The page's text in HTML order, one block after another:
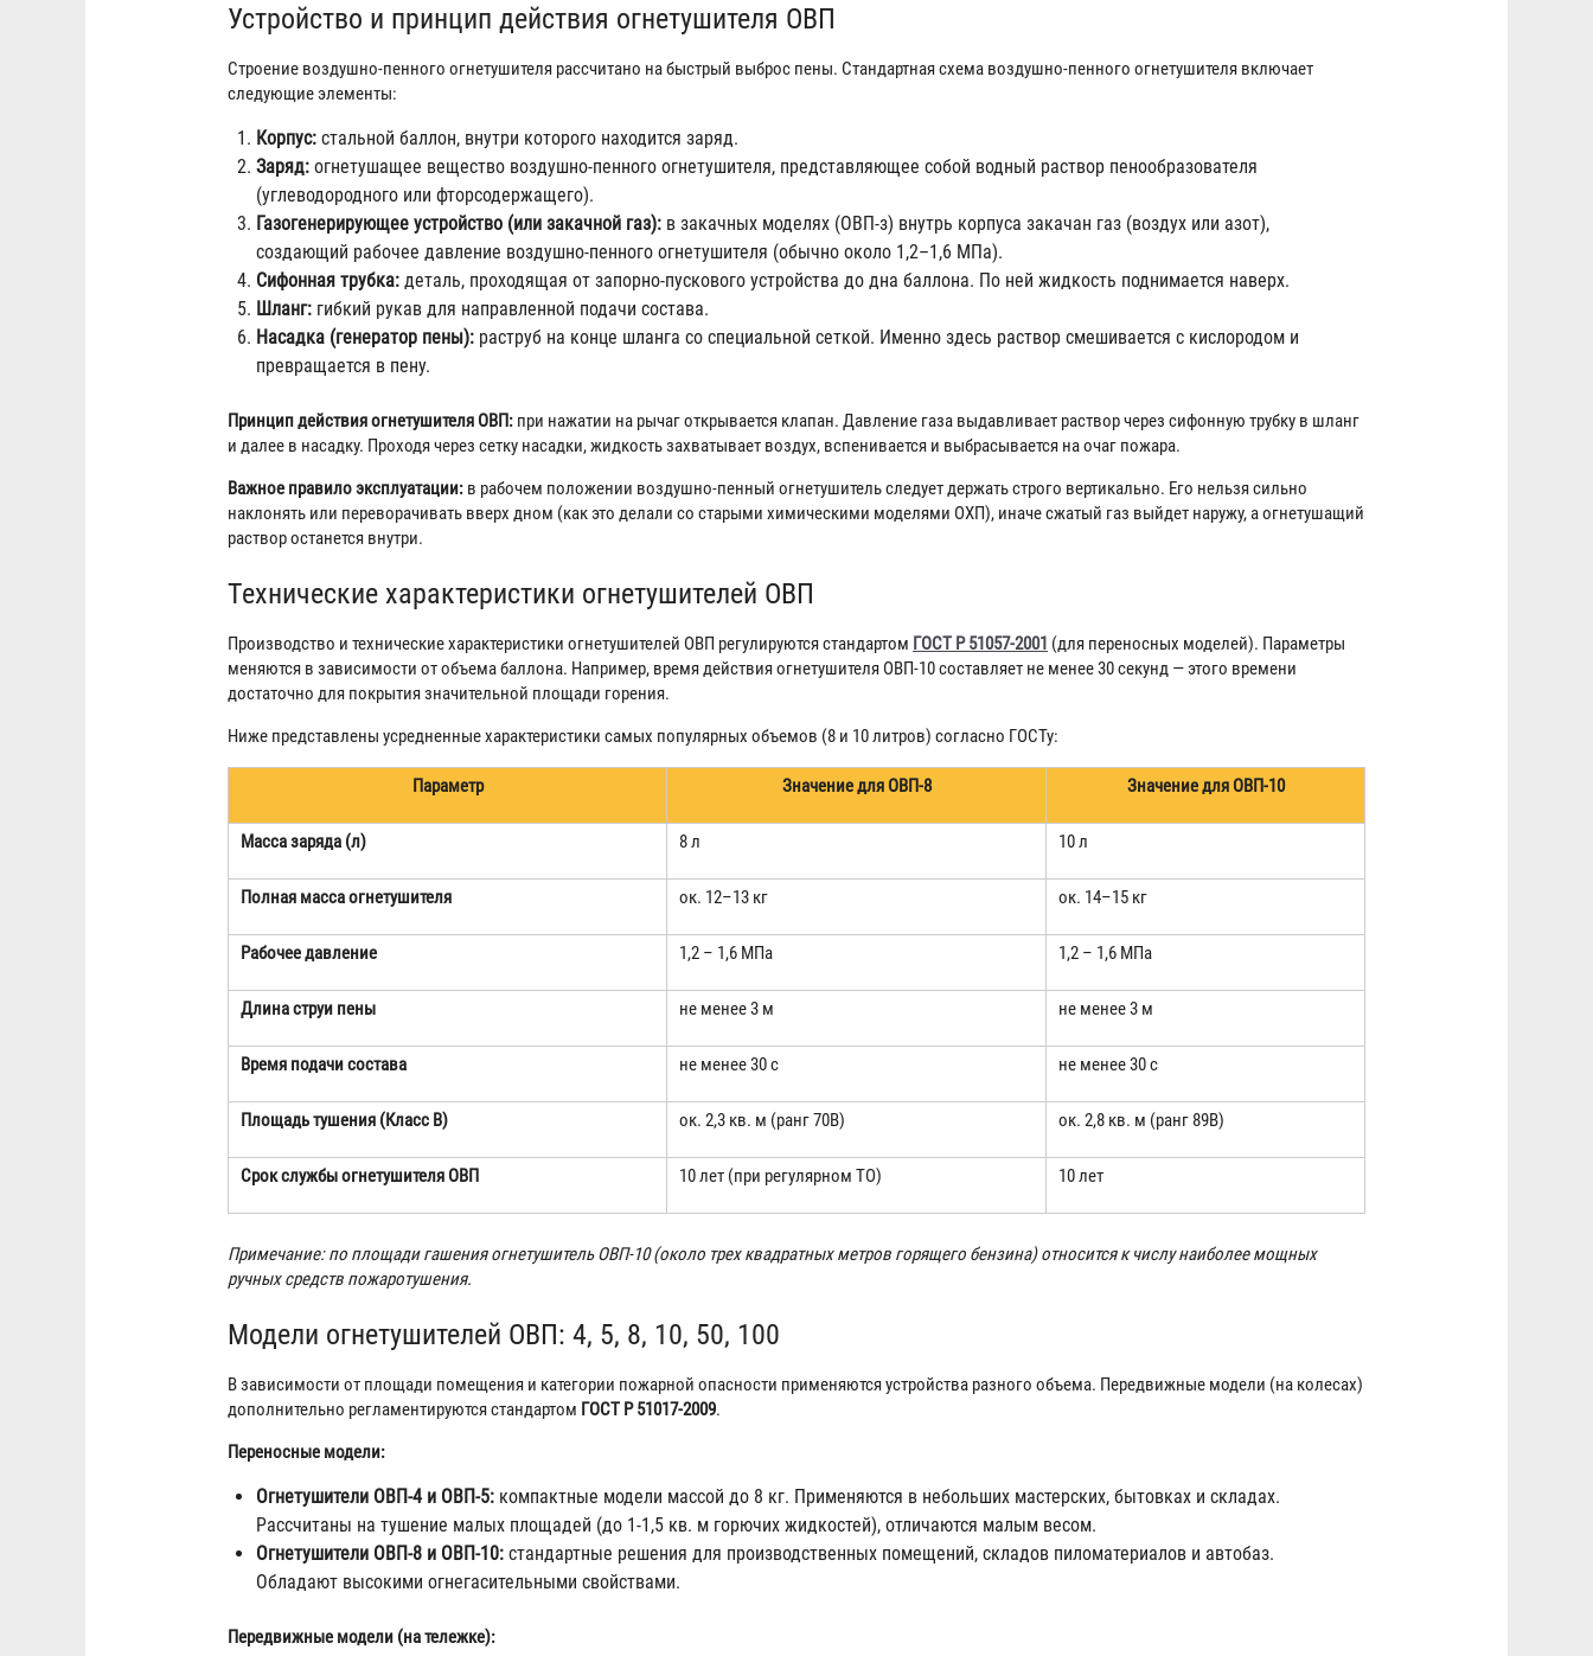
Устройство и принцип действия огнетушителя ОВП
Строение воздушно-пенного огнетушителя рассчитано на быстрый выброс пены. Стандартная схема воздушно-пенного огнетушителя включает
следующие элементы:
Корпус: стальной баллон, внутри которого находится заряд.
Заряд: огнетушащее вещество воздушно-пенного огнетушителя, представляющее собой водный раствор пенообразователя
(углеводородного или фторсодержащего).
Газогенерирующее устройство (или закачной газ): в закачных моделях (ОВП-з) внутрь корпуса закачан газ (воздух или азот),
создающий рабочее давление воздушно-пенного огнетушителя (обычно около 1,2–1,6 МПа).
Сифонная трубка: деталь, проходящая от запорно-пускового устройства до дна баллона. По ней жидкость поднимается наверх.
Шланг: гибкий рукав для направленной подачи состава.
Насадка (генератор пены): раструб на конце шланга со специальной сеткой. Именно здесь раствор смешивается с кислородом и
превращается в пену.
Принцип действия огнетушителя ОВП: при нажатии на рычаг открывается клапан. Давление газа выдавливает раствор через сифонную трубку в шланг
и далее в насадку. Проходя через сетку насадки, жидкость захватывает воздух, вспенивается и выбрасывается на очаг пожара.
Важное правило эксплуатации: в рабочем положении воздушно-пенный огнетушитель следует держать строго вертикально. Его нельзя сильно
наклонять или переворачивать вверх дном (как это делали со старыми химическими моделями ОХП), иначе сжатый газ выйдет наружу, а огнетушащий
раствор останется внутри.
Технические характеристики огнетушителей ОВП
Производство и технические характеристики огнетушителей ОВП регулируются стандартом ГОСТ Р 51057-2001 (для переносных моделей). Параметры
меняются в зависимости от объема баллона. Например, время действия огнетушителя ОВП-10 составляет не менее 30 секунд — этого времени
достаточно для покрытия значительной площади горения.
Ниже представлены усредненные характеристики самых популярных объемов (8 и 10 литров) согласно ГОСТу:
Параметр Значение для ОВП-8 Значение для ОВП-10
Масса заряда (л) 8 л 10 л
Полная масса огнетушителя ок. 12–13 кг ок. 14–15 кг
Рабочее давление 1,2 – 1,6 МПа 1,2 – 1,6 МПа
Длина струи пены не менее 3 м не менее 3 м
Время подачи состава не менее 30 с не менее 30 с
Площадь тушения (Класс В) ок. 2,3 кв. м (ранг 70В) ок. 2,8 кв. м (ранг 89В)
Срок службы огнетушителя ОВП 10 лет (при регулярном ТО) 10 лет
Примечание: по площади гашения огнетушитель ОВП-10 (около трех квадратных метров горящего бензина) относится к числу наиболее мощных
ручных средств пожаротушения.
Модели огнетушителей ОВП: 4, 5, 8, 10, 50, 100
В зависимости от площади помещения и категории пожарной опасности применяются устройства разного объема. Передвижные модели (на колесах)
дополнительно регламентируются стандартом ГОСТ Р 51017-2009.
Переносные модели:
Огнетушители ОВП-4 и ОВП-5: компактные модели массой до 8 кг. Применяются в небольших мастерских, бытовках и складах.
Рассчитаны на тушение малых площадей (до 1-1,5 кв. м горючих жидкостей), отличаются малым весом.
Огнетушители ОВП-8 и ОВП-10: стандартные решения для производственных помещений, складов пиломатериалов и автобаз.
Обладают высокими огнегасительными свойствами.
Передвижные модели (на тележке):